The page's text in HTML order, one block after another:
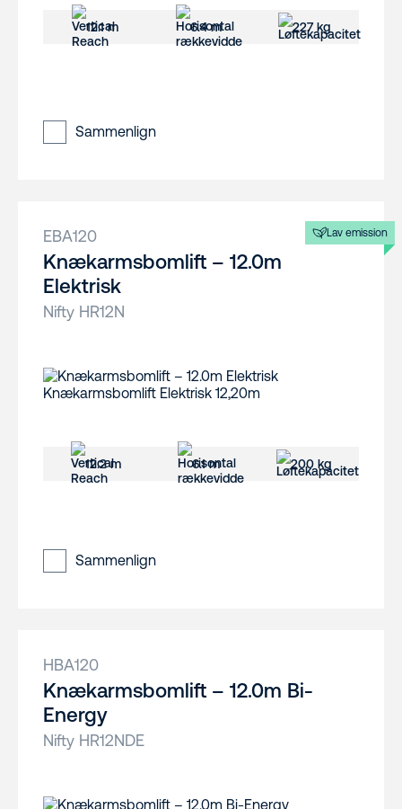
12.1 m 6.4 m 227 kg
Sammenlign
Lav emission
EBA120
Knækarmsbomlift – 12.0m
Elektrisk
Nifty HR12N
12.2 m 6.1 m 200 kg
Sammenlign
HBA120
Knækarmsbomlift – 12.0m Bi-
Energy
Nifty HR12NDE